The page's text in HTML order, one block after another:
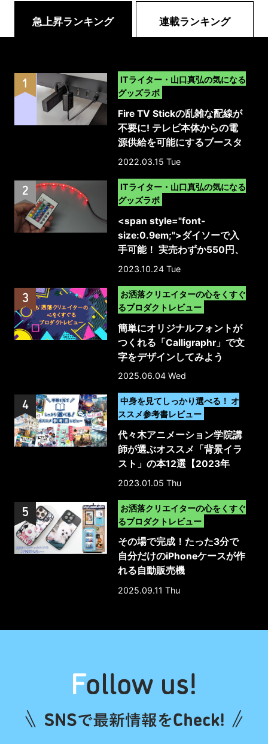
急上昇ランキング
ITライター・山口真弘の気になる
グッズラボ
Fire TV Stickの乱雑な配線が
不要に! テレビ本体からの電
源供給を可能にするブースタ
ーケーブル
2022.03.15 Tue
ITライター・山口真弘の気になる
グッズラボ
<span style="font-
size:0.9em;">ダイソーで入
手可能！ 実売わずか550円、
リモコン添付で明るさ調整や
の格安テープライト（上位バ
ージョンの新製品）</span>
2023.10.24 Tue
お洒落クリエイターの心をくすぐ
るプロダクトレビュー
簡単にオリジナルフォントが
つくれる「Calligraphr」で文
字をデザインしてみよう
2025.06.04 Wed
中身を見てしっかり選べる！ オ
ススメ参考書レビュー
代々木アニメーション学院講
師が選ぶオススメ「背景イラ
スト」の本12選【2023年
版】
2023.01.05 Thu
お洒落クリエイターの心をくすぐ
るプロダクトレビュー
その場で完成！たった3分で
自分だけのiPhoneケースが作
れる自動販売機
「MyCaseLabo｣｜体験レポ
2025.09.11 Thu
連載ランキング